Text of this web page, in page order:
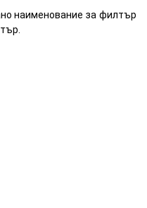
наименование за филтър